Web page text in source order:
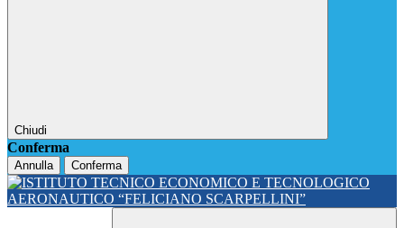
Chiudi
Conferma
Annulla Conferma